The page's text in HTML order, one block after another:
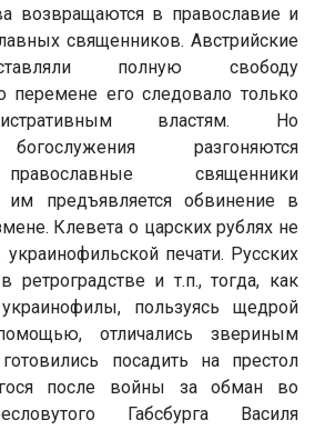
возвращаются в православие и
священников. Австрийские
полную свободу
перемене его следовало только
властям. Но
разгоняются
священники
им предъявляется обвинение в
Клевета о царских рублях не
печати. Русских
ретроградстве и т.п., тогда, как
пользуясь щедрой
отличались звериным
посадить на престол
после войны за обман во
Габсбурга Василя